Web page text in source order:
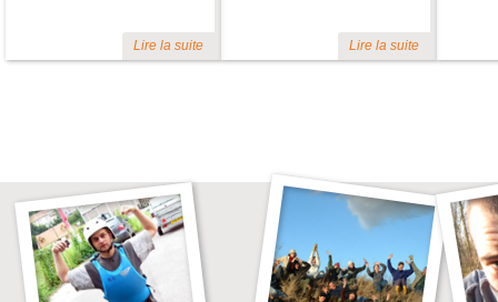
Lire la suite Lire la suite